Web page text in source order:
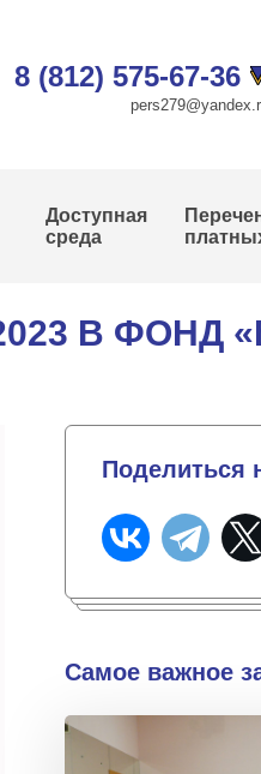
8 (812) 575-67-36
Доступная
среда
В ФОНД
Поделиться
Самое важное